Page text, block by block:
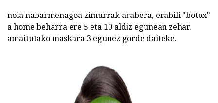
nola nabarmenagoa zimurrak arabera, erabili "botox"
a home beharra ere 5 eta 10 aldiz egunean zehar.
amaitutako maskara 3 egunez gorde daiteke.